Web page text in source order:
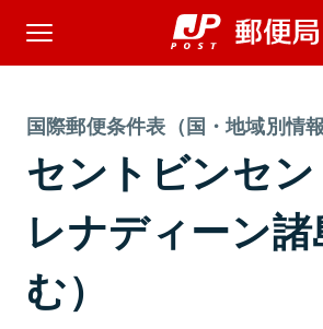
国際郵便条件表（国・地域別情報
セントビンセ
レナディーン
む）